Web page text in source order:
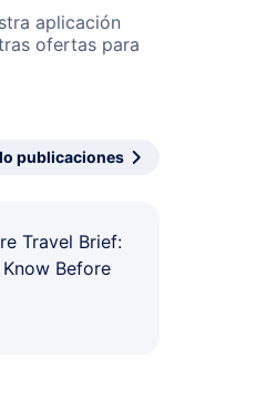
aplicación
ofertas para
publicaciones
Travel Brief:
Before